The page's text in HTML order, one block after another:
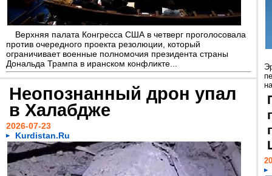
Верхняя палата Конгресса США в четверг проголосовала
против очередного проекта резолюции, который
ограничивает военные полномочия президента страны
Дональда Трампа в иранском конфликте...
Неопознанный дрон упал
в Халабдже
2026-07-23
Kurdistan.Ru